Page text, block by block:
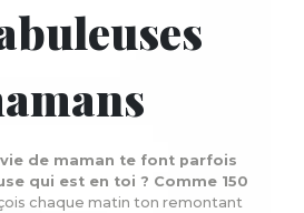
de maman te font parfois
qui est en toi ? Comme 150
chaque matin ton remontant